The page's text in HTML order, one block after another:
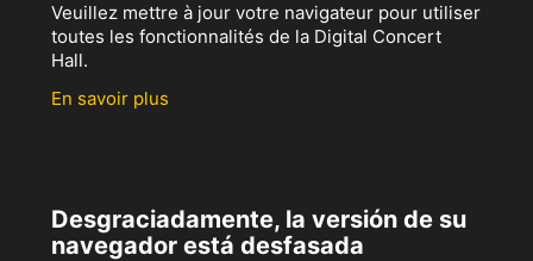
Veuillez mettre à jour votre navigateur pour utiliser
toutes les fonctionnalités de la Digital Concert
Hall.
En savoir plus
Desgraciadamente, la versión de su
navegador está desfasada